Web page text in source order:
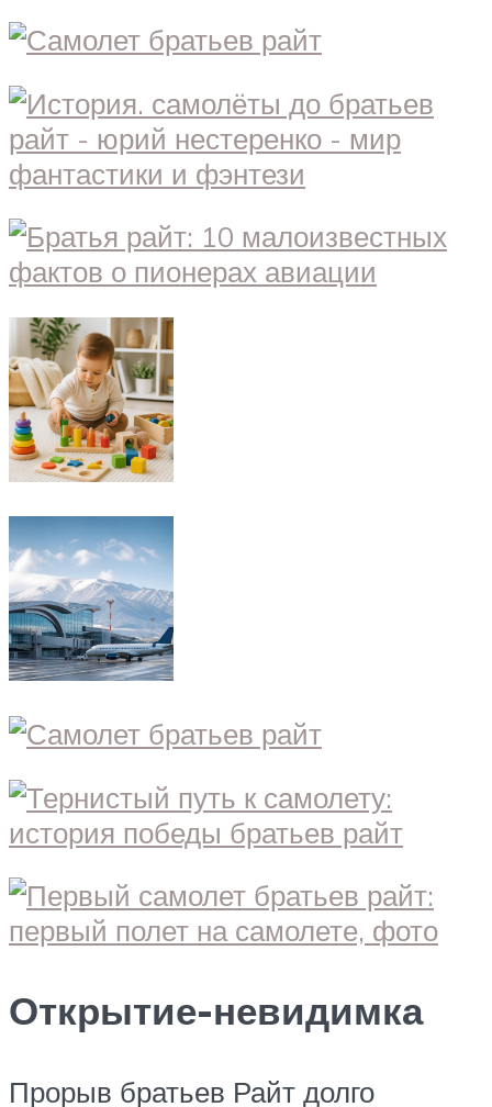
Открытие-невидимка
Прорыв братьев Райт долго